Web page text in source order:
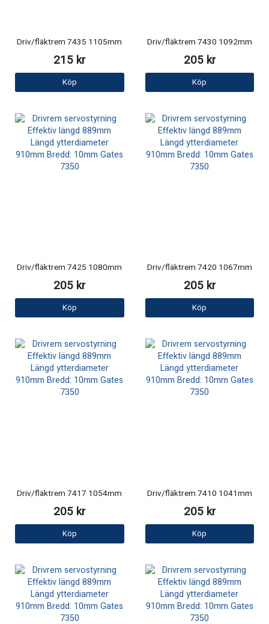
Driv/fläktrem 7435 1105mm
215 kr
Köp
Driv/fläktrem 7430 1092mm
205 kr
Köp
Driv/fläktrem 7425 1080mm
205 kr
Köp
Driv/fläktrem 7420 1067mm
205 kr
Köp
Driv/fläktrem 7417 1054mm
205 kr
Köp
Driv/fläktrem 7410 1041mm
205 kr
Köp